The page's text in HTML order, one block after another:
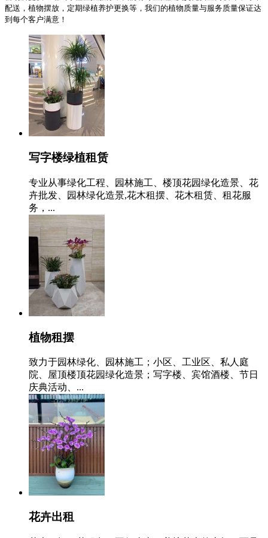
配送，植物摆放，定期绿植养护更换等，我们的植物质量与服务质量保证达
到每个客户满意！
写字楼绿植租赁
专业从事绿化工程、园林施工、楼顶花园绿化造景、花
卉批发、园林绿化造景,花木租摆、花木租赁、租花服
务，...
植物租摆
致力于园林绿化、园林施工；小区、工业区、私人庭
院、屋顶楼顶花园绿化造景；写字楼、宾馆酒楼、节日
庆典活动、...
花卉出租